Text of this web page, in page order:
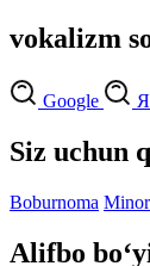
vokalizm
Google
Siz uchun
Boburnoma
Alifbo